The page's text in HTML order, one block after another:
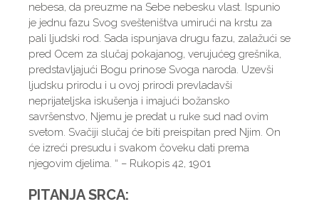
nebesa, da preuzme na Sebe nebesku vlast. Ispunio
je jednu fazu Svog svešteništva umirući na krstu za
pali lјudski rod. Sada ispunjava drugu fazu, zalažući se
pred Ocem za slučaj pokajanog, verujućeg grešnika,
predstavlјajući Bogu prinose Svoga naroda. Uzevši
lјudsku prirodu i u ovoj prirodi prevladavši
neprijatelјska iskušenja i imajući božansko
savršenstvo, Nјemu je predat u ruke sud nad ovim
svetom. Svačiji slučaj će biti preispitan pred Nјim. On
će izreći presudu i svakom čoveku dati prema
njegovim djelima. “ – Rukopis 42, 1901
PITANJA SRCA: